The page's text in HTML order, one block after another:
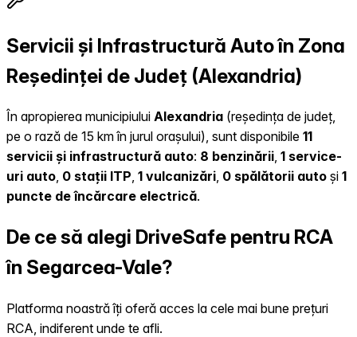
Servicii și Infrastructură Auto în Zona
Reședinței de Județ (Alexandria)
În apropierea municipiului Alexandria (reședința de județ,
pe o rază de 15 km în jurul orașului), sunt disponibile 11
servicii și infrastructură auto: 8 benzinării, 1 service-
uri auto, 0 stații ITP, 1 vulcanizări, 0 spălătorii auto și 1
puncte de încărcare electrică.
De ce să alegi DriveSafe pentru RCA
în Segarcea-Vale?
Platforma noastră îți oferă acces la cele mai bune prețuri
RCA, indiferent unde te afli.